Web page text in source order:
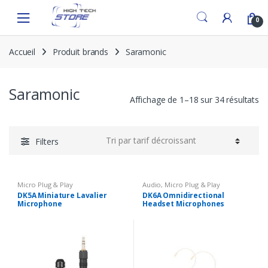
navigation
content
0
Accueil Produit brands Saramonic
Saramonic Affichage de 1–18 sur 34 résultats
Filters
Micro Plug & Play
DK5A Miniature Lavalier
Microphone
Audio, Micro Plug & Play
DK6A Omnidirectional
Headset Microphones